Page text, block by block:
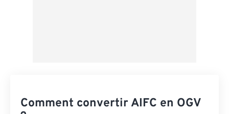
Comment convertir AIFC en OGV